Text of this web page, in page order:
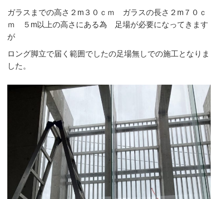
ガラスまでの高さ２m３０ｃｍ ガラスの長さ２m７０ｃ
ｍ ５m以上の高さにある為 足場が必要になってきます
が
ロング脚立で届く範囲でしたの足場無しでの施工となりま
した。